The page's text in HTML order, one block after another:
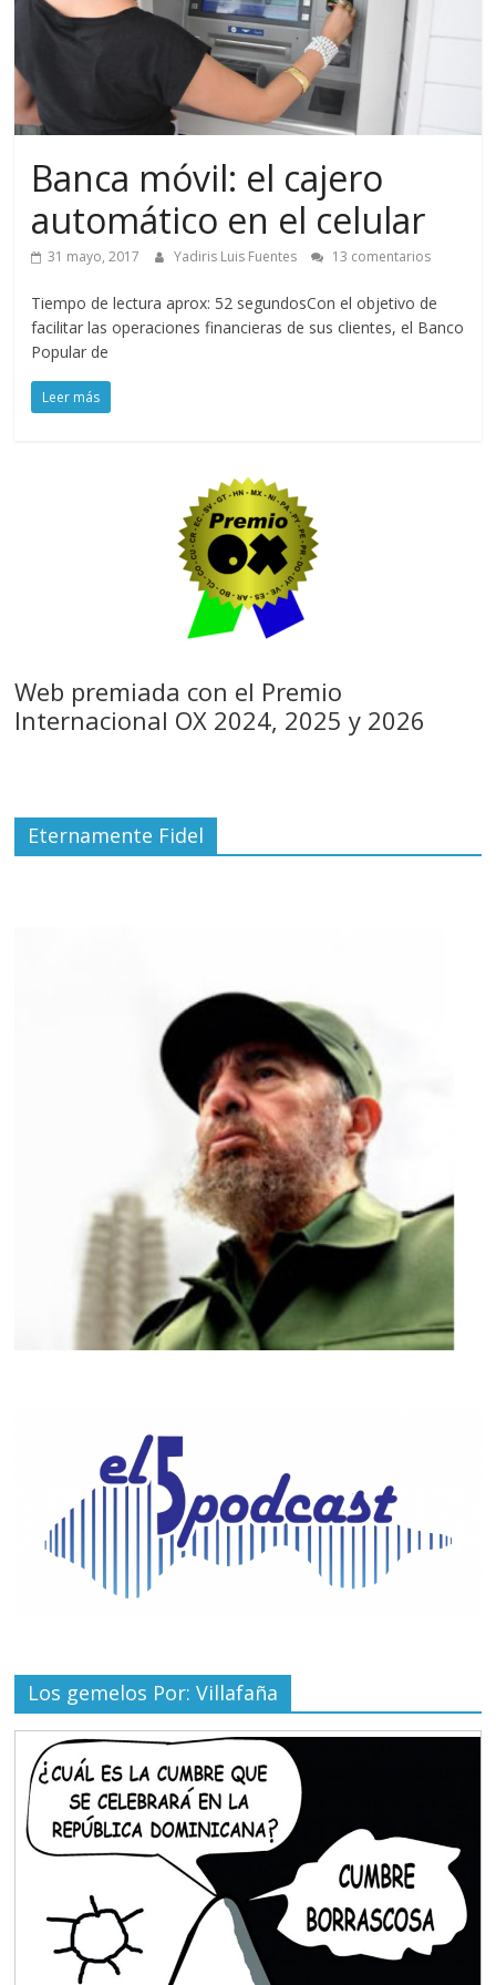
Banca móvil: el cajero
automático en el celular
31 mayo, 2017 Yadiris Luis Fuentes 13 comentarios
Tiempo de lectura aprox: 52 segundosCon el objetivo de
facilitar las operaciones financieras de sus clientes, el Banco
Popular de
Leer más
Web premiada con el Premio
Internacional OX 2024, 2025 y 2026
Eternamente Fidel
Los gemelos Por: Villafaña